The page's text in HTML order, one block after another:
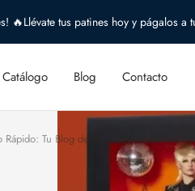
🔥Llévate tus patines hoy y págalos a
Catálogo Blog Contacto
Rápido: Tu Blog de Patinaje" "Patines